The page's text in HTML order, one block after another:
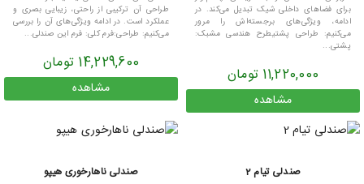
برای فضاهای داخلی شیک تبدیل می‌کند. در
ادامه، ویژگی‌های برجسته‌اش را مرور
می‌کنیم: طراحی پشتیطرح هندسی مشبک:
پشتی...
11,220,000 تومان
مشاهده
طراحی آن ترکیبی از راحتی، زیبایی بصری و
عملکرد است. در ادامه ویژگی‌های آن را بررسی
می‌کنیم: طراحی:فرم کلی: فرم این صندلی...
14,229,600 تومان
مشاهده
صندلی تیام 2 صندلی ناهارخوری هیپو